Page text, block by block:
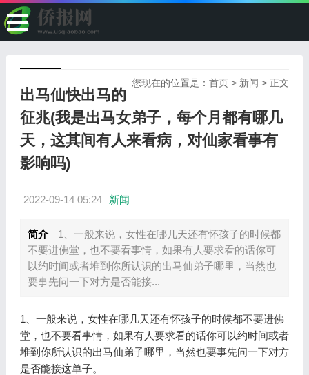
您现在的位置是：首页 > 新闻 > 正文
出马仙快出马的
征兆(我是出马女弟子，每个月都有哪几
天，这其间有人来看病，对仙家看事有
影响吗)
2022-09-14 05:24 新闻
简介
1、一般来说，女性在哪几天还有怀孩子的时候都
不要进佛堂，也不要看事情，如果有人要求看的话你可
以约时间或者堆到你所认识的出马仙弟子哪里，当然也
要事先问一下对方是否能接...
1、一般来说，女性在哪几天还有怀孩子的时候都不要进佛
堂，也不要看事情，如果有人要求看的话你可以约时间或者
堆到你所认识的出马仙弟子哪里，当然也要事先问一下对方
是否能接这单子。